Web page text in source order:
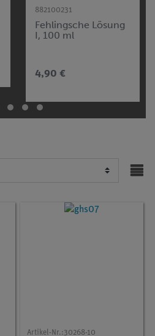
882100231
Fehlingsche Lösung
I, 100 ml
4,90 €
Artikel-Nr.:30268-10